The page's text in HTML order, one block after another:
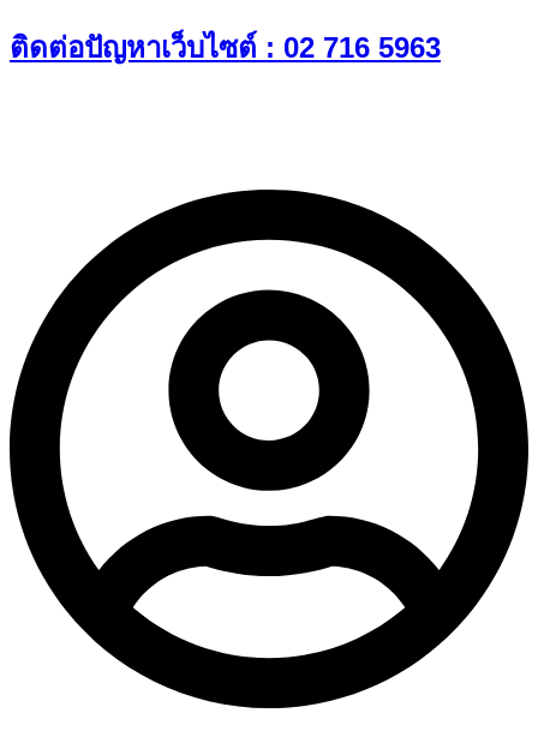
Skip
to
ติดต่อปัญหาเว็บไซต์ : 02 716 5963